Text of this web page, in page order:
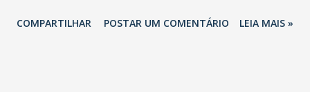
Havan Fortaleza ainda não foi anunciada oficialmente, mas
COMPARTILHAR POSTAR UM COMENTÁRIO LEIA MAIS »